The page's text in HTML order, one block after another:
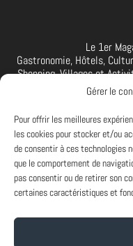
Gérer le
Pour offrir les meilleures
les cookies pour stocker et/ou
de consentir à ces technologies
que le comportement de
pas consentir ou de retirer son
certaines caractéristiques et
Le 1er
Gastronomie, Hôtels,
Shopping, Villages et
interviews, des vidéos et
suivre aussi sur
Et vous ? Vous